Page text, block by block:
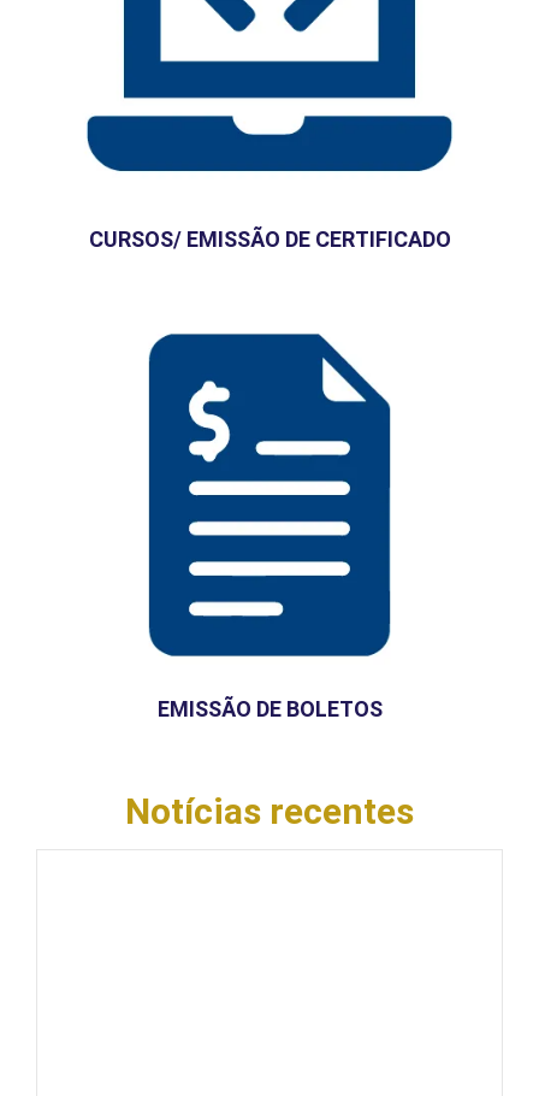
CURSOS/ EMISSÃO DE CERTIFICADO
EMISSÃO DE BOLETOS
Notícias recentes